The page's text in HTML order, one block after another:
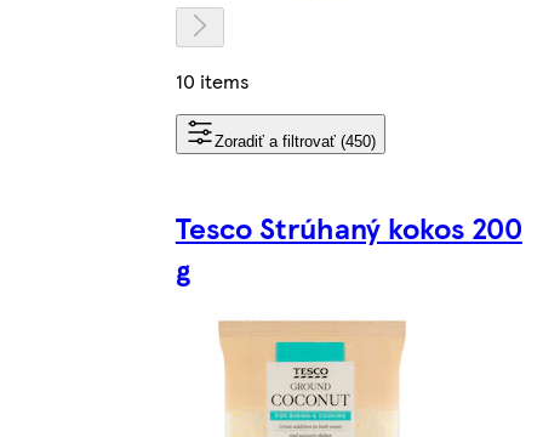
10 items
Zoradiť a filtrovať (450)
Tesco Strúhaný kokos 200
g